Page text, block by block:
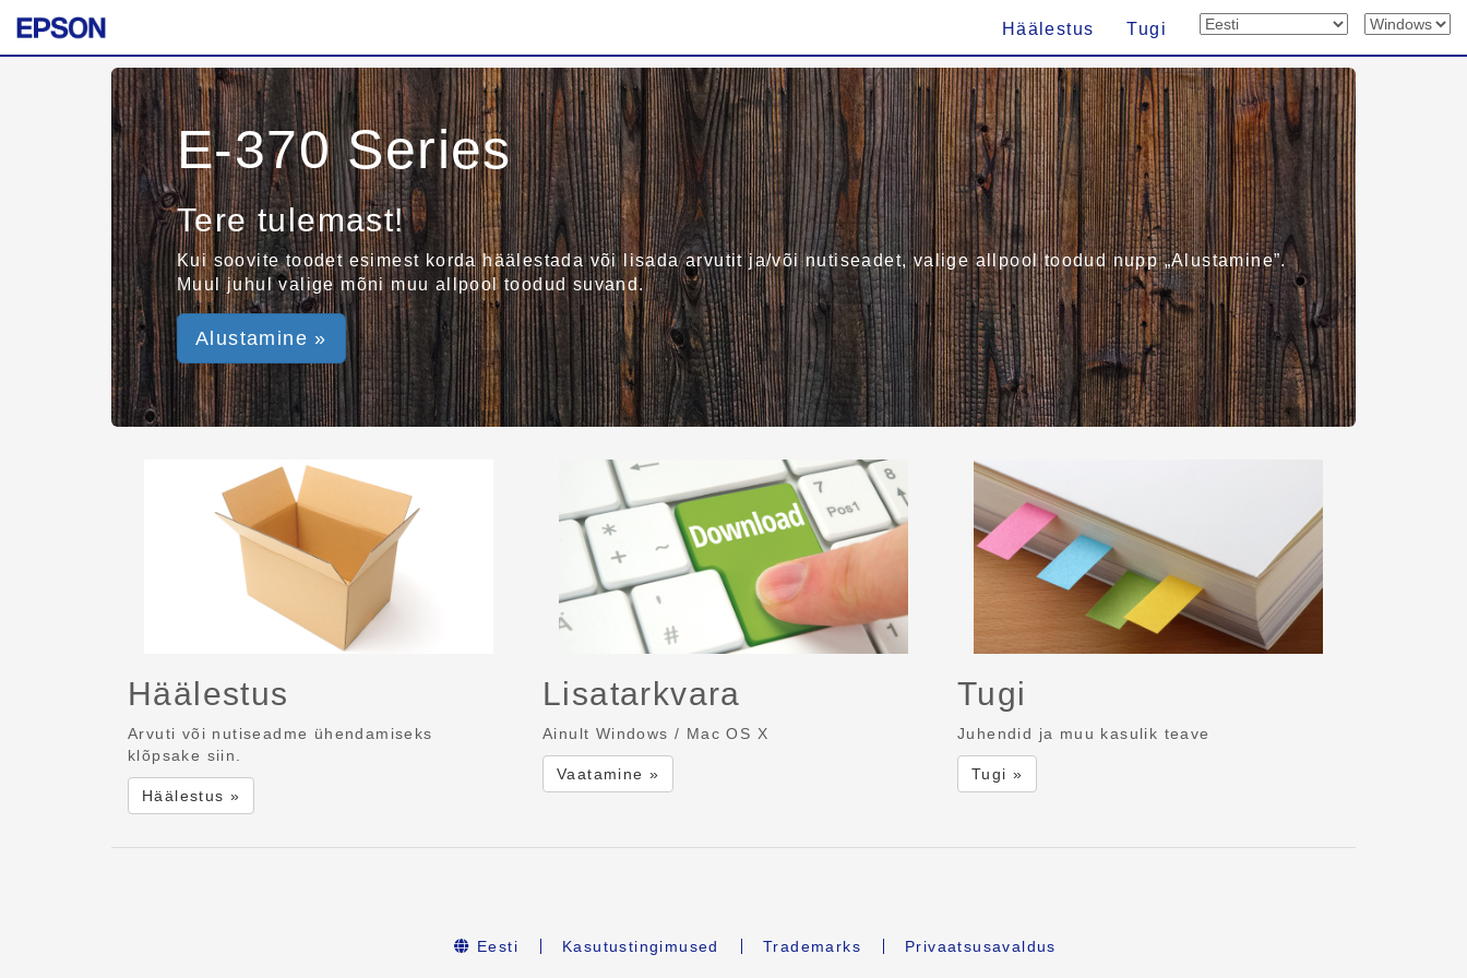
Häälestus Tugi
E-370 Series
Tere tulemast!
Kui soovite toodet esimest korda häälestada või lisada arvutit ja/või nutiseadet, valige allpool toodud nupp „Alustamine”.
Muul juhul valige mõni muu allpool toodud suvand.
Alustamine »
Häälestus
Arvuti või nutiseadme ühendamiseks
klõpsake siin.
Häälestus »
Lisatarkvara
Ainult Windows / Mac OS X
Vaatamine »
Tugi
Juhendid ja muu kasulik teave
Tugi »
Eesti Kasutustingimused Trademarks Privaatsusavaldus